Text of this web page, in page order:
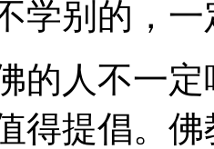
学别的，
人不一定
得提倡。